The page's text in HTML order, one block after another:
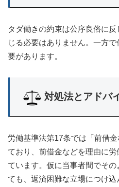
タダ働きの約束は公序良俗に
じる必要はありません。一方
要があります。
対処法とアドバ
労働基準法第17条では「前借
ており、前借金などを理由に
ています。仮に当事者間でそ
ても、返済困難な立場につけ